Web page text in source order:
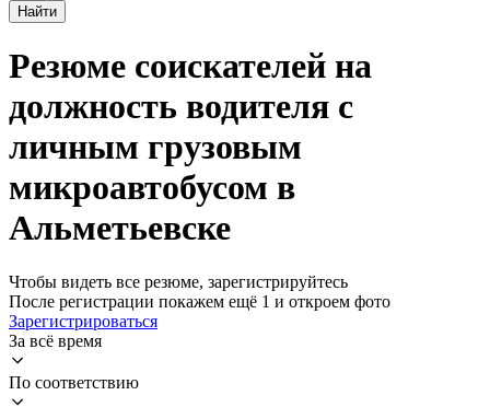
Найти
Резюме соискателей на
должность водителя с
личным грузовым
микроавтобусом в
Альметьевске
Чтобы видеть все резюме, зарегистрируйтесь
После регистрации покажем ещё 1 и откроем фото
Зарегистрироваться
За всё время
По соответствию